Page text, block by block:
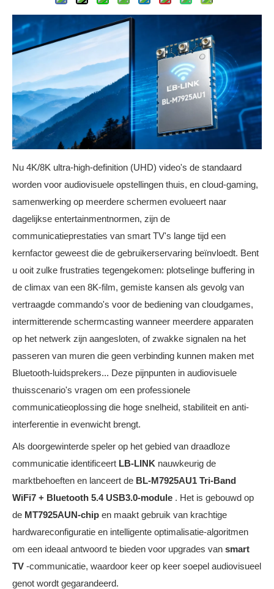
Nu 4K/8K ultra-high-definition (UHD) video's de standaard
worden voor audiovisuele opstellingen thuis, en cloud-gaming,
samenwerking op meerdere schermen evolueert naar
dagelijkse entertainmentnormen, zijn de
communicatieprestaties van smart TV's lange tijd een
kernfactor geweest die de gebruikerservaring beïnvloedt. Bent
u ooit zulke frustraties tegengekomen: plotselinge buffering in
de climax van een 8K-film, gemiste kansen als gevolg van
vertraagde commando's voor de bediening van cloudgames,
intermitterende schermcasting wanneer meerdere apparaten
op het netwerk zijn aangesloten, of zwakke signalen na het
passeren van muren die geen verbinding kunnen maken met
Bluetooth-luidsprekers... Deze pijnpunten in audiovisuele
thuisscenario's vragen om een ​​professionele
communicatieoplossing die hoge snelheid, stabiliteit en anti-
interferentie in evenwicht brengt.
Als doorgewinterde speler op het gebied van draadloze
communicatie identificeert LB-LINK nauwkeurig de
marktbehoeften en lanceert de BL-M7925AU1 Tri-Band
WiFi7 + Bluetooth 5.4 USB3.0-module . Het is gebouwd op
de MT7925AUN-chip en maakt gebruik van krachtige
hardwareconfiguratie en intelligente optimalisatie-algoritmen
om een ​​ideaal antwoord te bieden voor upgrades van smart
TV -communicatie, waardoor keer op keer soepel audiovisueel
genot wordt gegarandeerd.